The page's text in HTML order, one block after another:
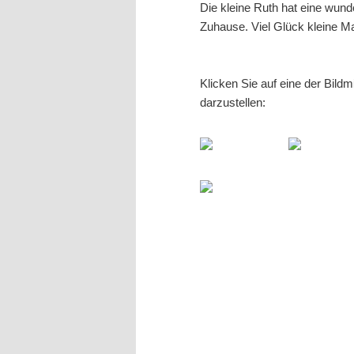
Die kleine Ruth hat eine
Zuhause. Viel Glück kleine
Klicken Sie auf eine der
darzustellen: